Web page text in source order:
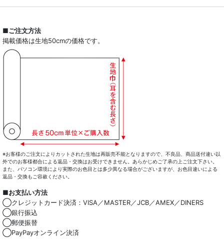
■ご注文方法
掲載価格は生地50cmの価格です。
※お客様のご注文によりカットされた生地は再販売不能となりますので、不良品、商品送付違い以
外でのお客様都合による返品・交換はお受けできません。あらかじめご了承の上ご注文下さい。
また、パソコン環境により実際のお色目とは多少異なる場合がございますが、お色目違いによる
返品・交換もご容赦ください。
■お支払い方法
◯クレジットカード決済：VISA／MASTER／JCB／AMEX／DINERS
◯銀行振込
◯郵便振替
◯PayPayオンライン決済